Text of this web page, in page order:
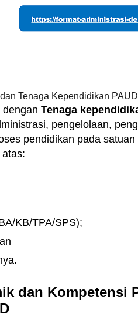
Tenaga Kependidikan
Tenaga
pengelolaan,
pendidikan pada
KB/TPA/SPS);
dan Kompetensi